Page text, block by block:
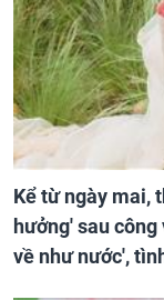
Kể từ ngày mai,
hưởng' sau
về như nước',